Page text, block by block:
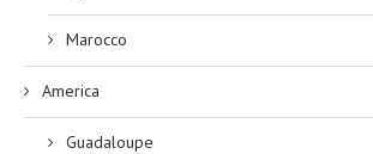
Marocco
America
Guadaloupe